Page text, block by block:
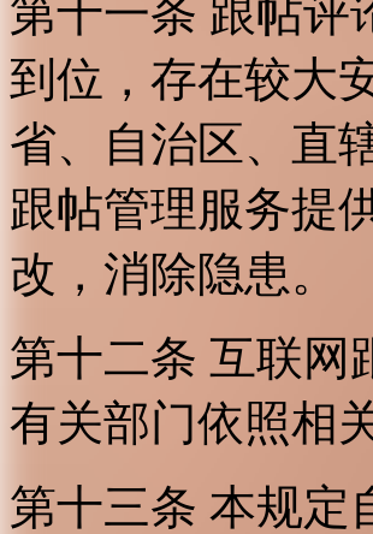
第十一条 跟帖评
到位，存在较大
省、自治区、直
跟帖管理服务提
改，消除隐患。
第十二条 互联网
有关部门依照相
第十三条 本规定